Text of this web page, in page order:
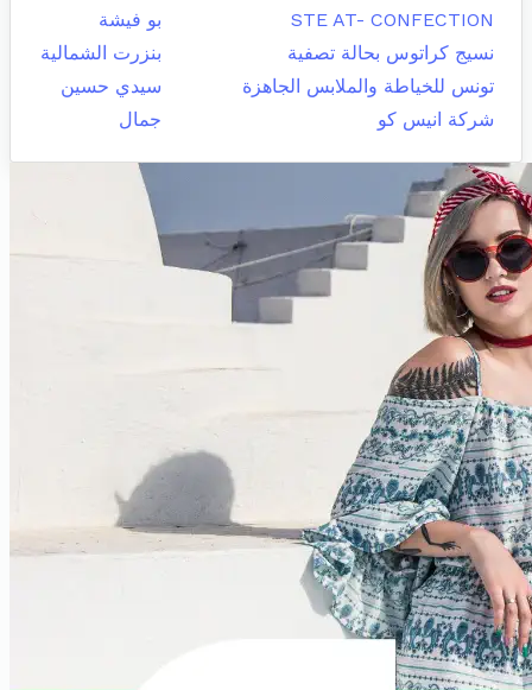
STE AT- CONFECTION
بو فيشة
نسيج كراتوس بحالة تصفية
بنزرت الشمالية
تونس للخياطة والملابس الجاهزة
سيدي حسين
شركة انيس كو
جمال